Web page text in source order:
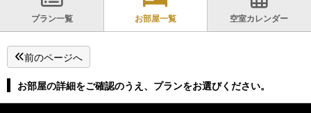
客室
館内施設
体験・周辺観光
アクセス
改善しました
求人情報
館内平面図
ホテル湯の杜パンフレッ
プラン一覧 お部屋一覧 空室カレンダー
前のページへ
お部屋の詳細をご確認のうえ、プランをお選びください。